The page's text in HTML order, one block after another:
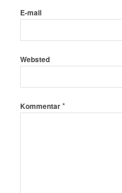
E-mail
Websted
Kommentar*